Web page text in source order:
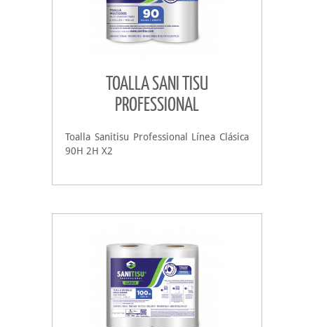
TOALLA SANI TISU
PROFESSIONAL
Toalla Sanitisu Professional Línea Clásica
90H 2H X2